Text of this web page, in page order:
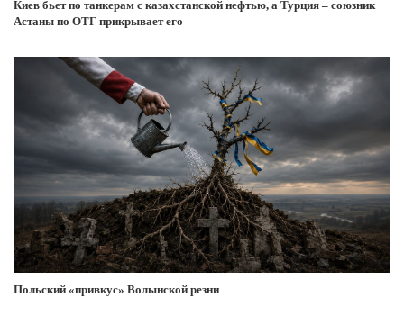
Киев бьет по танкерам с казахстанской нефтью, а Турция – союзник
Астаны по ОТГ прикрывает его
Польский «привкус» Волынской резни